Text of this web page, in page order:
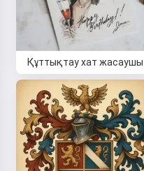
Құттықтау хат жасаушы